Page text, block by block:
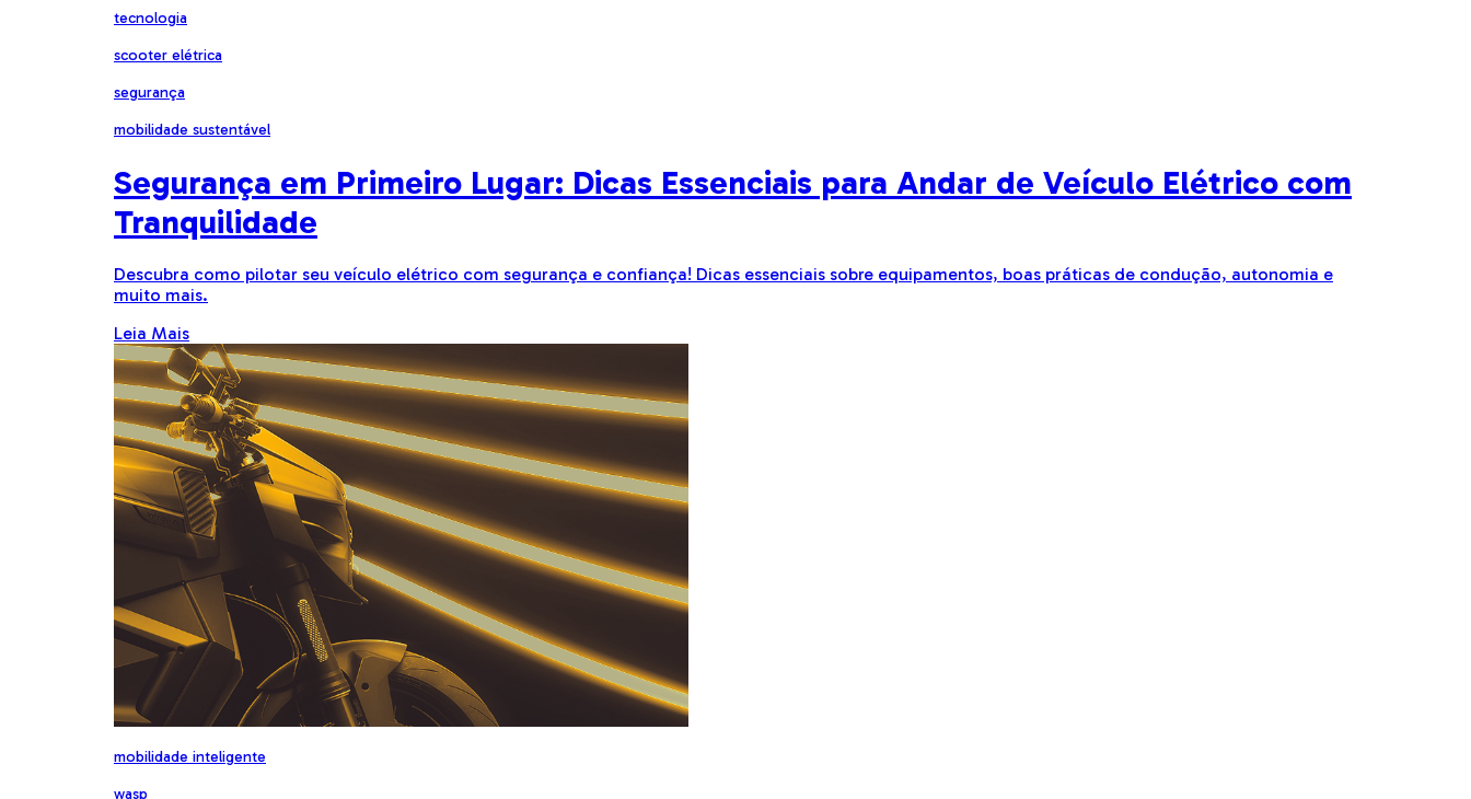
tecnologia
scooter elétrica
segurança
mobilidade sustentável
Segurança em Primeiro Lugar: Dicas Essenciais para Andar de Veículo Elétrico com
Tranquilidade
Descubra como pilotar seu veículo elétrico com segurança e confiança! Dicas essenciais sobre equipamentos, boas práticas de condução, autonomia e
muito mais.
Leia Mais
mobilidade inteligente
wasp